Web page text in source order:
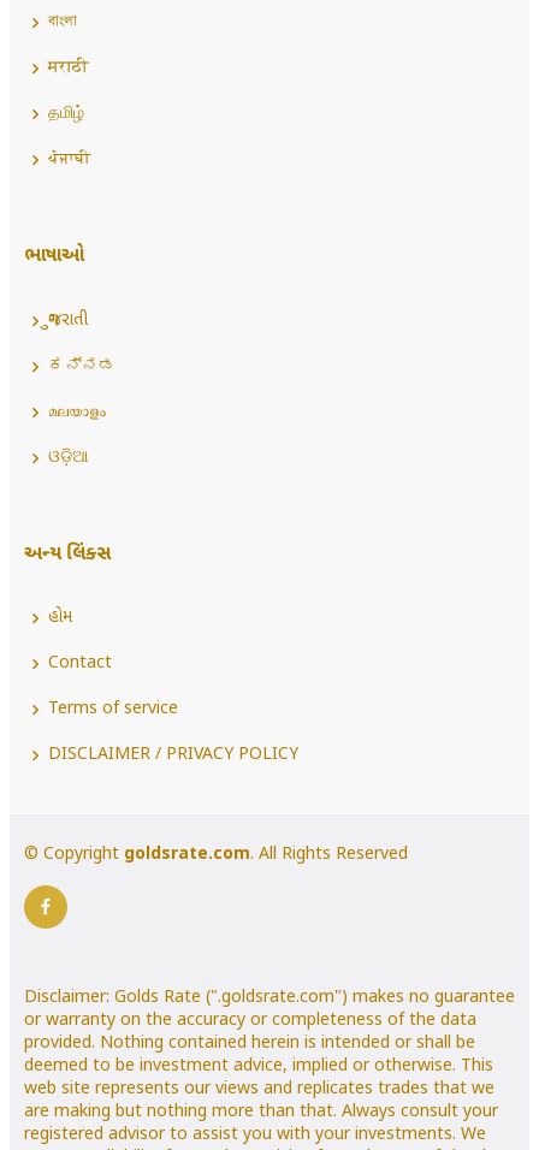
বাংলা
मराठी
தமிழ்
ਪੰਜਾਬੀ
ભાષાઓ
ગુજરાતી
ಕನ್ನಡ
മലയാളം
ଓଡ଼ିଆ
અન્ય લિંક્સ
હોમ
Contact
Terms of service
DISCLAIMER / PRIVACY POLICY
© Copyright goldsrate.com. All Rights Reserved
Disclaimer: Golds Rate (".goldsrate.com") makes no guarantee
or warranty on the accuracy or completeness of the data
provided. Nothing contained herein is intended or shall be
deemed to be investment advice, implied or otherwise. This
web site represents our views and replicates trades that we
are making but nothing more than that. Always consult your
registered advisor to assist you with your investments. We